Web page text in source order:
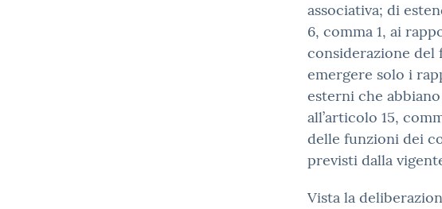
associativa; di
6, comma 1, ai
considerazione del
emergere solo i
esterni che
all’articolo 15,
delle funzioni dei
previsti dalla
Vista la